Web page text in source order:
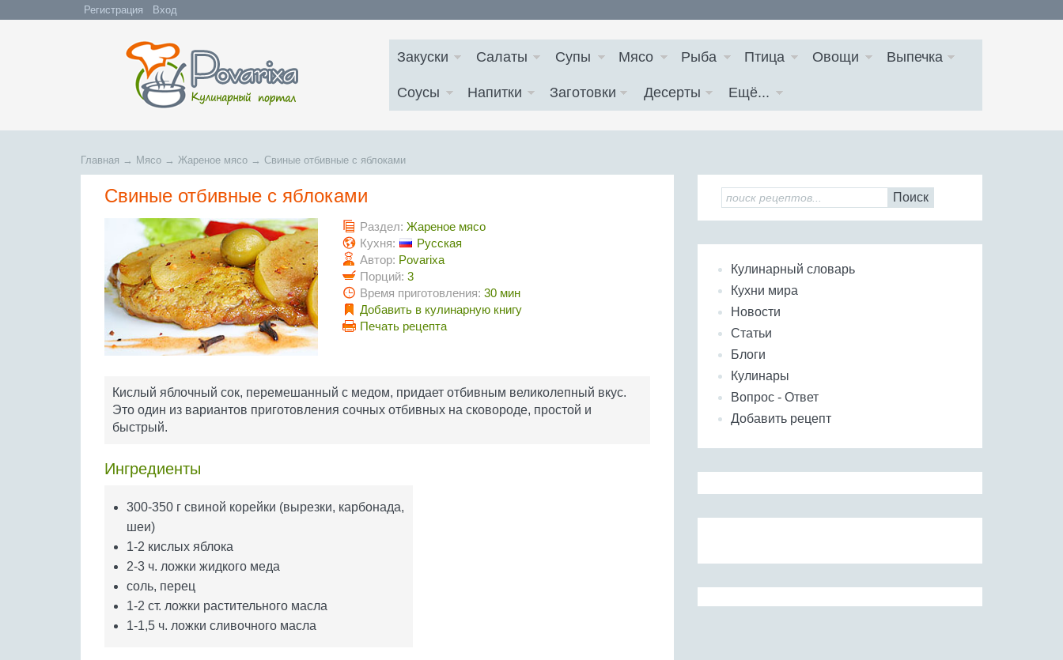
Регистрация Вход
Закуски Салаты Супы Мясо Рыба Птица Овощи Выпечка
Соусы Напитки Заготовки Десерты Ещё...
Главная → Мясо → Жареное мясо → Свиные отбивные с яблоками
Свиные отбивные с яблоками
Раздел: Жареное мясо
Кухня:
Русская
Автор: Povarixa
Порций: 3
Время приготовления: 30 мин
Добавить в кулинарную книгу
Печать рецепта
Кислый яблочный сок, перемешанный с медом, придает отбивным великолепный вкус.
Это один из вариантов приготовления сочных отбивных на сковороде, простой и
быстрый.
Ингредиенты
300-350 г свиной корейки (вырезки, карбонада,
шеи)
1-2 кислых яблока
2-3 ч. ложки жидкого меда
соль, перец
1-2 ст. ложки растительного масла
1-1,5 ч. ложки сливочного масла
Поиск
Кулинарный словарь
Кухни мира
Новости
Статьи
Блоги
Кулинары
Вопрос - Ответ
Добавить рецепт